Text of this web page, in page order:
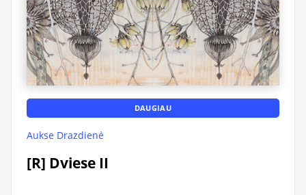
DAUGIAU
Aukse Drazdienė
[R] Dviese II